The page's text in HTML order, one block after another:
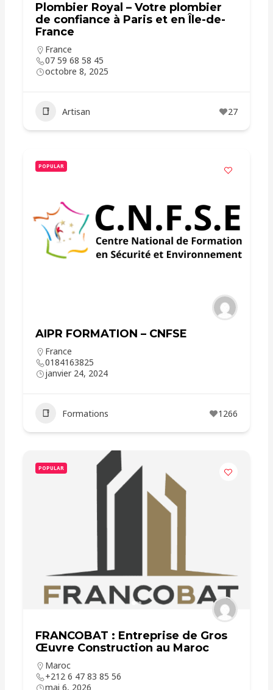
Plombier Royal – Votre plombier
de confiance à Paris et en Île-de-
France
France
07 59 68 58 45
octobre 8, 2025
Artisan 27
POPULAR
AIPR FORMATION – CNFSE
France
0184163825
janvier 24, 2024
Formations 1266
POPULAR
FRANCOBAT : Entreprise de Gros
Œuvre Construction au Maroc
Maroc
+212 6 47 83 85 56
mai 6, 2026